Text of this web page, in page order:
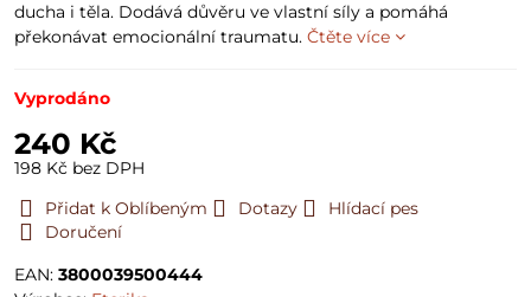
ducha i těla. Dodává důvěru ve vlastní síly a pomáhá
překonávat emocionální traumatu. Čtěte více
Vyprodáno
240 Kč
198 Kč bez DPH
Přidat k Oblíbeným
Dotazy
Hlídací pes
Doručení
EAN: 3800039500444